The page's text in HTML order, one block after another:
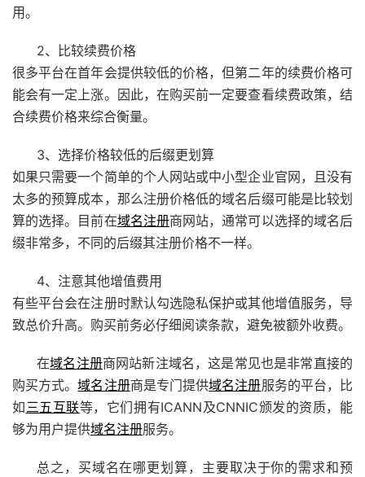
用。
2、比较续费价格
很多平台在首年会提供较低的价格，但第二年的续费价格可
能会有一定上涨。因此，在购买前一定要查看续费政策，结
合续费价格来综合衡量。
3、选择价格较低的后缀更划算
如果只需要一个简单的个人网站或中小型企业官网，且没有
太多的预算成本，那么注册价格低的域名后缀可能是比较划
算的选择。目前在域名注册商网站，通常可以选择的域名后
缀非常多，不同的后缀其注册价格不一样。
4、注意其他增值费用
有些平台会在注册时默认勾选隐私保护或其他增值服务，导
致总价升高。购买前务必仔细阅读条款，避免被额外收费。
在域名注册商网站新注域名，这是常见也是非常直接的
购买方式。域名注册商是专门提供域名注册服务的平台，比
如三五互联等，它们拥有ICANN及CNNIC颁发的资质，能
够为用户提供域名注册服务。
总之，买域名在哪更划算，主要取决于你的需求和预